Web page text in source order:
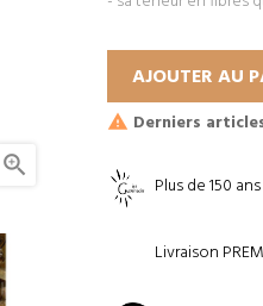

AJOUTER AU
Derniers
Plus de 150
Livraison